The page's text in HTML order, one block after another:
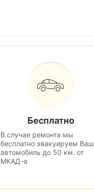
Бесплатно
В случае ремонта мы
бесплатно эвакуируем Ваш
автомобиль до 50 км. от
МКАД-а